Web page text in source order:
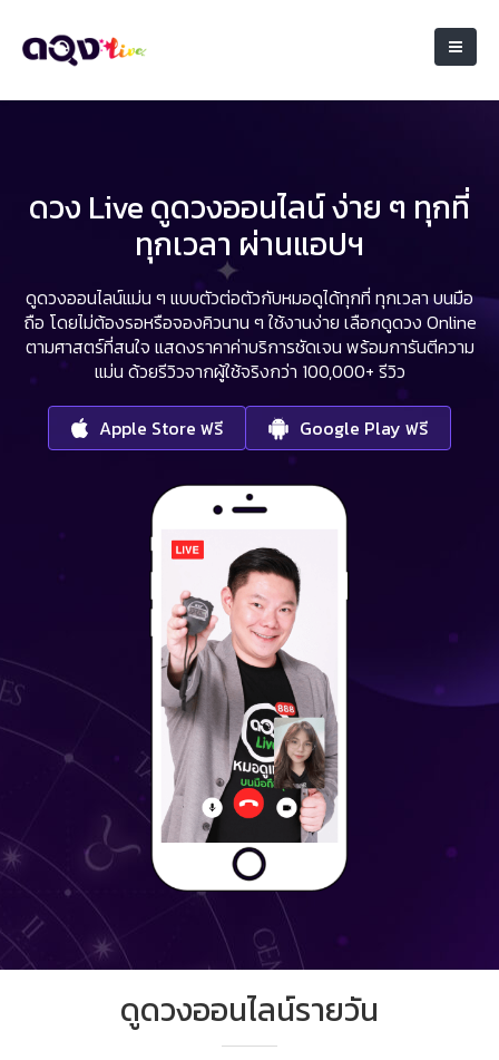
ดวง Live ดูดวงออนไลน์ ง่าย ๆ ทุกที่
ทุกเวลา ผ่านแอปฯ
ดูดวงออนไลน์แม่น ๆ แบบตัวต่อตัวกับหมอดูได้ทุกที่ ทุกเวลา บนมือ
ถือ โดยไม่ต้องรอหรือจองคิวนาน ๆ ใช้งานง่าย เลือกดูดวง Online
ตามศาสตร์ที่สนใจ แสดงราคาค่าบริการชัดเจน พร้อมการันตีความ
แม่น ด้วยรีวิวจากผู้ใช้จริงกว่า 100,000+ รีวิว
Apple Store ฟรี Google Play ฟรี
ดูดวงออนไลน์รายวัน